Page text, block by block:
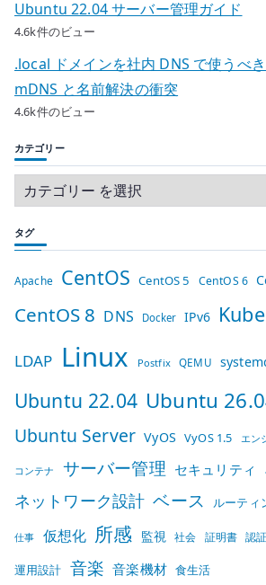
Ubuntu 22.04 サーバー管理ガイド
4.6k件のビュー
.local ドメインを社内 DNS で使うべ
mDNS と名前解決の衝突
4.6k件のビュー
カテゴリー
タグ
Apache CentOS CentOS 5 CentOS 6
CentOS 8 DNS Docker IPv6
LDAP Linux Postfix QEMU
Ubuntu 22.04 Ubuntu
Ubuntu Server VyOS VyOS 1.5 エン
コンテナ サーバー管理 セキュリティ
ネットワーク設計 ベース ルーティ
仕事 仮想化 所感 監視 社会 証明書 認証
運用設計 音楽 音楽機材 食生活